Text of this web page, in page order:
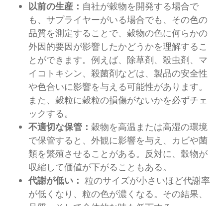
以前の生産： 自社が穀物を開発する場合で
も、サプライヤーがいる場合でも、その色の
品質を測定することで、穀物の色に何らかの
外因的要因が影響したかどうかを理解するこ
とができます。例えば、除草剤、殺虫剤、マ
イコトキシン、殺菌剤などは、製品の安全性
や色合いに影響を与える可能性があります。
また、穀粒に穀粒の損傷がないかを必ずチェ
ックする。
不適切な保管： 穀物を高温または高湿の環境
で保管すると、外観に影響を与え、カビや菌
類を繁殖させることがある。反対に、穀物が
収縮して価値が下がることもある。
代謝が低い： 粒のサイズが小さいほど代謝率
が低くなり、粒の色が濃くなる。その結果、